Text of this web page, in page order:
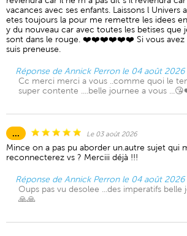
vacances avec ses enfants. Laissons l Univers
etes toujours la pour me remettre les idees
y du nouveau car avec toutes les betises que
sont dans le rouge. ❤️❤️❤️❤️❤️❤️ Si vous avez
suis preneuse.
Réponse de Annick Perron le 04 août 2026
Cc merci merci a vous ..comme quoi le
super contente ....belle journee a vous
... Le 03 août 2026
Mince on a pas pu aborder un.autre sujet qui
reconnecterez vs ? Merciii déjà !!!
Réponse de Annick Perron le 04 août 2026
Oups pas vu desolee ...des imperatifs
🙏🙏